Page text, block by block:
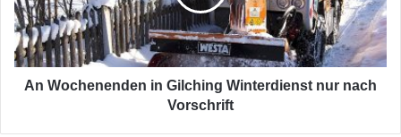
nur
nach
Vorschrift
An Wochenenden in Gilching Winterdienst nur nach
Vorschrift